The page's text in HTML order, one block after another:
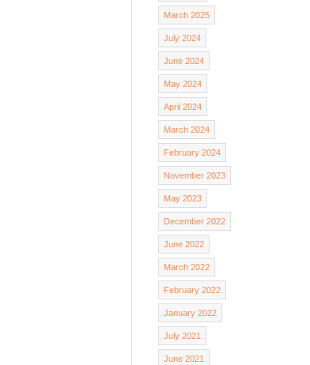
March 2025
July 2024
June 2024
May 2024
April 2024
March 2024
February 2024
November 2023
May 2023
December 2022
June 2022
March 2022
February 2022
January 2022
July 2021
June 2021